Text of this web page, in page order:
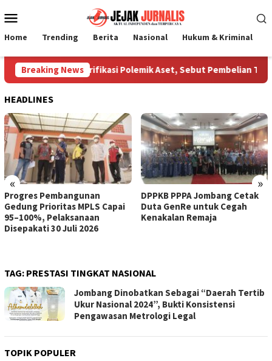
ke
Mobile
Home Trending Berita Nasional Hukum & Kriminal
Breaking News
Jombang Klarifikasi Polemik Aset, Sebut Pembelian
HEADLINES
« »
Progres Pembangunan
Gedung Prioritas MPLS Capai
95–100%, Pelaksanaan
Disepakati 30 Juli 2026
DPPKB PPPA Jombang Cetak
Duta GenRe untuk Cegah
Kenakalan Remaja
TAG: PRESTASI TINGKAT NASIONAL
Jombang Dinobatkan Sebagai “Daerah Tertib
Ukur Nasional 2024”, Bukti Konsistensi
Pengawasan Metrologi Legal
TOPIK POPULER